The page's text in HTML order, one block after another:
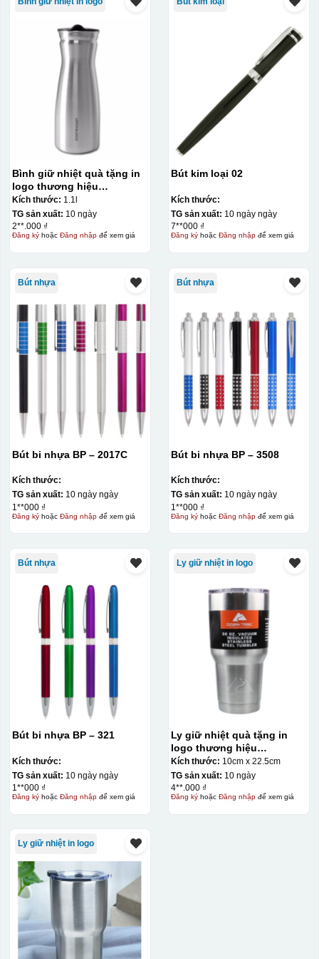
Bình giữ nhiệt quà tặng in
logo thương hiệu
Lock&Lock quai xách 1.1L
KQ-BGN01
Kích thước: 1.1l
TG sản xuất: 10 ngày
2**.000 ₫
Đăng kýhoặc Đăng nhậpđể xem giá
Bút kim loại 02
Kích thước:
TG sản xuất: 10 ngày ngày
7**000 ₫
Đăng kýhoặc Đăng nhậpđể xem giá
Bút nhựa
Bút bi nhựa BP – 2017C
Kích thước:
TG sản xuất: 10 ngày ngày
1**000 ₫
Đăng kýhoặc Đăng nhậpđể xem giá
Bút nhựa
Bút bi nhựa BP – 3508
Kích thước:
TG sản xuất: 10 ngày ngày
1**000 ₫
Đăng kýhoặc Đăng nhậpđể xem giá
Bút nhựa
Bút bi nhựa BP – 321
Kích thước:
TG sản xuất: 10 ngày ngày
1**000 ₫
Đăng kýhoặc Đăng nhậpđể xem giá
Ly giữ nhiệt in logo
Ly giữ nhiệt quà tặng in
logo thương hiệu
LocknLock Swing Tumbler
880ml KQ-LGN12
Kích thước: 10cm x 22.5cm
TG sản xuất: 10 ngày
4**.000 ₫
Đăng kýhoặc Đăng nhậpđể xem giá
Ly giữ nhiệt in logo